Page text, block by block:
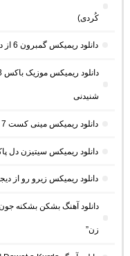
کُردی)
دانلود ریمیکس گمبرون 6 از دیجی 4A (ریمیکس طولانی شاد بندری جنوبی)
شنیدنی
دانلود ریمیکس مینی کست 7 از دیجی مهراس
دانلود ریمیکس سیتیزن دل
دانلود ریمیکس زیرو رو از
دانلود آهنگ بشکن بشکنه
زن”